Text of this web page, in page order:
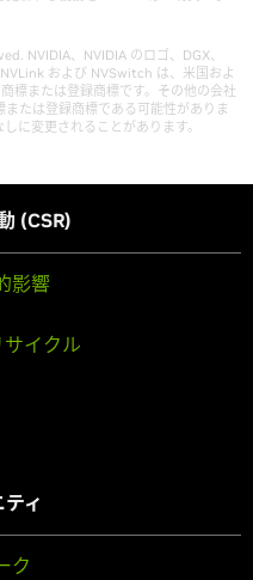
NVIDIA、NVIDIA のロゴ、DGX、
および NVSwitch は、米国およ
標または登録商標です。その他の会社
たは登録商標である可能性がありま
に変更されることがあります。
(CSR)
影響
イクル
ィ
ク